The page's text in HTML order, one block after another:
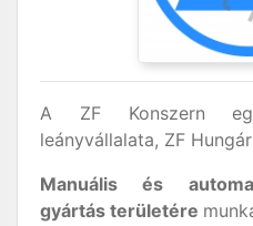
A ZF Konszern
leányvállalata, ZF
Manuális és
gyártás területére